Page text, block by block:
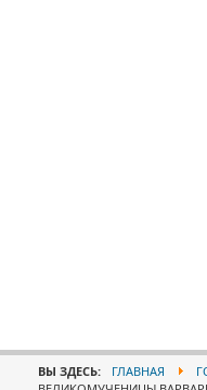
ВЫ ЗДЕСЬ: ГЛАВНАЯ